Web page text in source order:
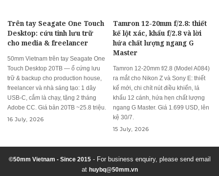
Trên tay Seagate One Touch
Desktop: cứu tinh lưu trữ
cho media & freelancer
50mm Vietnam trên tay Seagate One
Touch Desktop 20TB — ổ cứng lưu
trữ & backup cho production house,
freelancer và nhà sáng tạo: 1 dây
USB-C, cắm là chạy, tặng 2 tháng
Adobe CC. Giá bản 20TB ~25.8 triệu.
16 July, 2026
Tamron 12-20mm f/2.8: thiết
kế lột xác, khẩu f/2.8 và lời
hứa chất lượng ngang G
Master
Tamron 12-20mm f/2.8 (Model A084)
ra mắt cho Nikon Z và Sony E: thiết
kế mới, chi chít nút điều khiển, lá
khẩu 12 cánh, hứa hẹn chất lượng
ngang G Master. Giá 1.699 USD, lên
kệ 30/7.
15 July, 2026
©50mm Vietnam - Since 2015- For business enquiry, please send email
at huybq@50mm.vn